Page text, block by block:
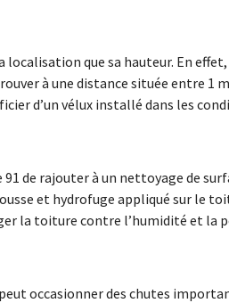
localisation que sa hauteur. En
à une distance située entre 1
d’un vélux installé dans les
91 de rajouter à un nettoyage de
et hydrofuge appliqué sur le
la toiture contre l’humidité et la
occasionner des chutes